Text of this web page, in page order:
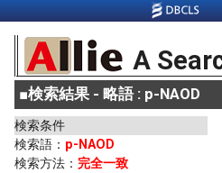
A
■検索結果 - 略語 : p-NAOD
検索条件
検索語： p-NAOD
検索方法： 完全一致